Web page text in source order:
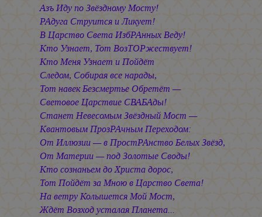
Азъ Иду по Звёздному Мосту!
РАдуга Струится и Ликует!
В Царство Света ИзбРАнных Веду!
Кто Узнает, Тот ВозТОРжествует!
Кто Меня Узнает и Пойдёт
Следом, Собирая все нарады,
Тот навек Безсмертье Обретёт —
Световое Царствие СВАБАды!
Станет Невесомым Звёздный Мост —
Квантовым ПрозРАчным Переходом:
От Иллюзии — в ПростРАнство Белых Звёзд,
От Материи — под Золотые Своды!
Кто сознаньем до Христа дорос,
Тот Пойдёт за Мною в Царство Света!
На ветру Колышется Мой Мост,
Ждёт Возход усталая Планета...